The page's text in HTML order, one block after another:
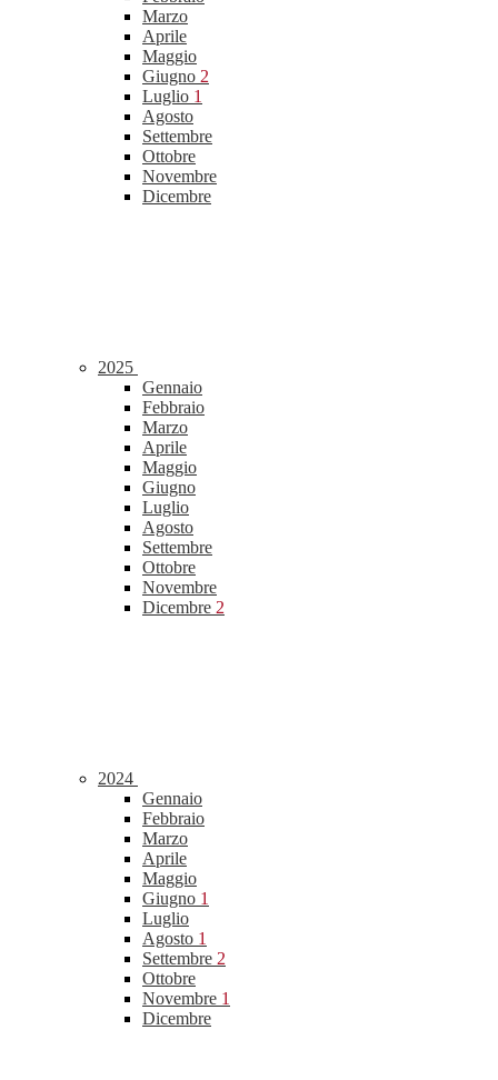
Marzo
Aprile
Maggio
Giugno 2
Luglio 1
Agosto
Settembre
Ottobre
Novembre
Dicembre
2025
Gennaio
Febbraio
Marzo
Aprile
Maggio
Giugno
Luglio
Agosto
Settembre
Ottobre
Novembre
Dicembre 2
2024
Gennaio
Febbraio
Marzo
Aprile
Maggio
Giugno 1
Luglio
Agosto 1
Settembre 2
Ottobre
Novembre 1
Dicembre